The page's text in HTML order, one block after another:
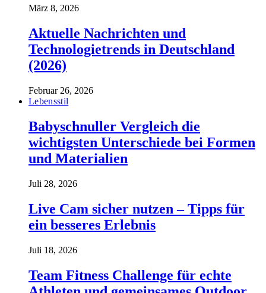
März 8, 2026
Aktuelle Nachrichten und
Technologietrends in Deutschland
(2026)
Februar 26, 2026
Lebensstil
Babyschnuller Vergleich die
wichtigsten Unterschiede bei Formen
und Materialien
Juli 28, 2026
Live Cam sicher nutzen – Tipps für
ein besseres Erlebnis
Juli 18, 2026
Team Fitness Challenge für echte